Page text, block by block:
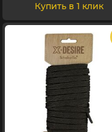
Купить в 1 клик